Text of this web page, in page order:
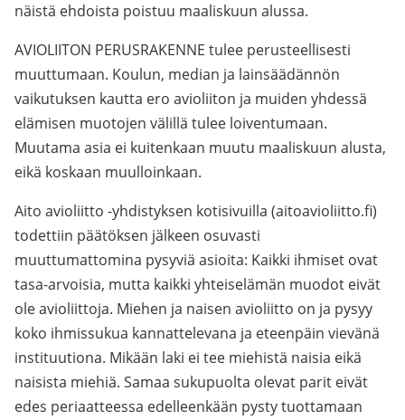
näistä ehdoista poistuu maaliskuun alussa.
AVIOLIITON PERUSRAKENNE tulee perusteellisesti
muuttumaan. Koulun, median ja lainsäädännön
vaikutuksen kautta ero avioliiton ja muiden yhdessä
elämisen muotojen välillä tulee loiventumaan.
Muutama asia ei kuitenkaan muutu maaliskuun alusta,
eikä koskaan muulloinkaan.
Aito avioliitto -yhdistyksen kotisivuilla (aitoavioliitto.fi)
todettiin päätöksen jälkeen osuvasti
muuttumattomina pysyviä asioita: Kaikki ihmiset ovat
tasa-arvoisia, mutta kaikki yhteiselämän muodot eivät
ole avioliittoja. Miehen ja naisen avioliitto on ja pysyy
koko ihmissukua kannattelevana ja eteenpäin vievänä
instituutiona. Mikään laki ei tee miehistä naisia eikä
naisista miehiä. Samaa sukupuolta olevat parit eivät
edes periaatteessa edelleenkään pysty tuottamaan